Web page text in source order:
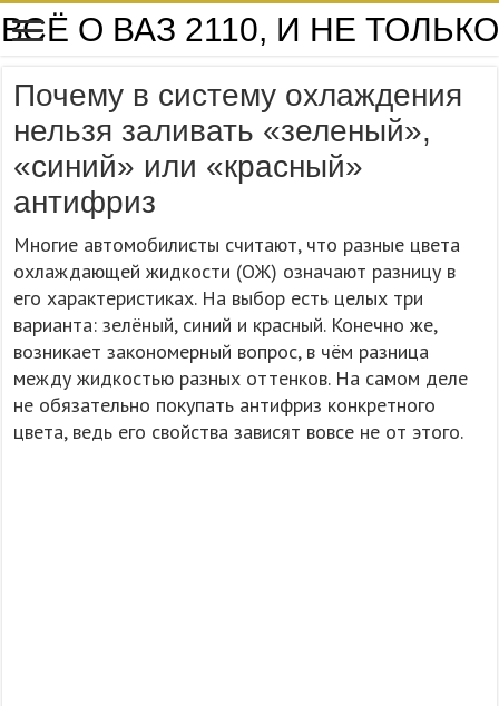
ВСЁ О ВАЗ 2110, И НЕ ТОЛЬКО
Почему в систему охлаждения
нельзя заливать «зеленый»,
«синий» или «красный»
антифриз
Многие автомобилисты считают, что разные цвета
охлаждающей жидкости (ОЖ) означают разницу в
его характеристиках. На выбор есть целых три
варианта: зелёный, синий и красный. Конечно же,
возникает закономерный вопрос, в чём разница
между жидкостью разных оттенков. На самом деле
не обязательно покупать антифриз конкретного
цвета, ведь его свойства зависят вовсе не от этого.